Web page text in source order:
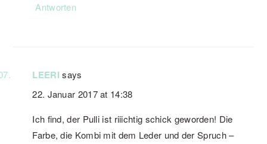
Antworten
LEERI says
22. Januar 2017 at 14:38
Ich find, der Pulli ist riiichtig schick geworden! Die
Farbe, die Kombi mit dem Leder und der Spruch –